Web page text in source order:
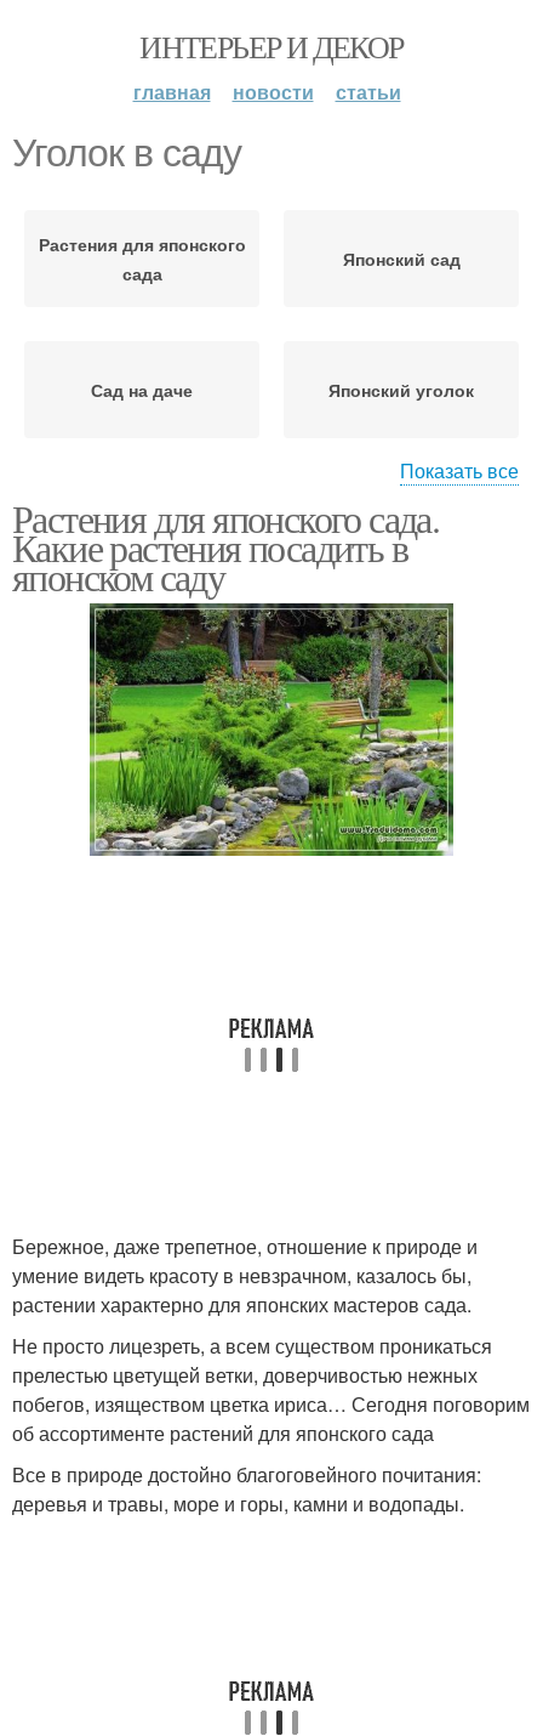
ИНТЕРЬЕР И ДЕКОР
главная новости статьи
Уголок в саду
Растения для японского
сада
Японский сад
Сад на даче Японский уголок
Ив в японском саду Штрих в саду
Показать все
Растения для японского сада.
Какие растения посадить в
японском саду
Бережное, даже трепетное, отношение к природе и
умение видеть красоту в невзрачном, казалось бы,
растении характерно для японских мастеров сада.
Не просто лицезреть, а всем существом проникаться
прелестью цветущей ветки, доверчивостью нежных
побегов, изяществом цветка ириса… Сегодня поговорим
об ассортименте растений для японского сада
Все в природе достойно благоговейного почитания:
деревья и травы, море и горы, камни и водопады.